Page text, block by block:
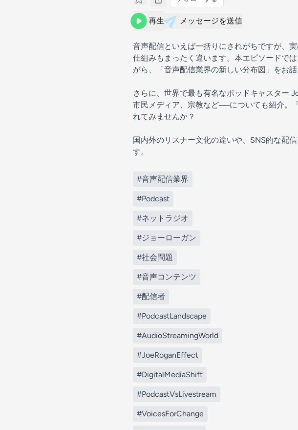
再生 メッセージを送信
音声配信といえば一括りにされがちですが、
仕組みもまったく違います。本エピソードで
がら、「音声配信業界の新しい分布図」をお話
さらに、世界で最も有名なポッドキャスター
市民メディア、宗教など──についても紹介。
れてみませんか？
国内外のリスナー文化の違いや、SNS的な配
す。
#音声配信業界
#Podcast
#ネットラジオ
#ジョーローガン
#社会問題
#音声コンテンツ
#配信者
#PodcastLandscape
#AudioStreamingWorld
#JoeRoganEffect
#DigitalMediaShift
#PodcastVsLivestream
#VoicesForChange